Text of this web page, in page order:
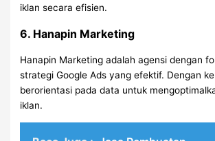
iklan secara efisien.
6. Hanapin Marketing
Hanapin Marketing adalah agensi dengan
strategi Google Ads yang efektif. Dengan
berorientasi pada data untuk
iklan.